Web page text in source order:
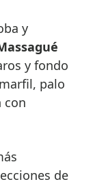
y
y fondo
palo
con
de